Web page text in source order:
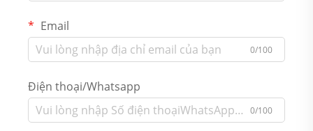
Email
0/100
Điện thoại/Whatsapp
0/100